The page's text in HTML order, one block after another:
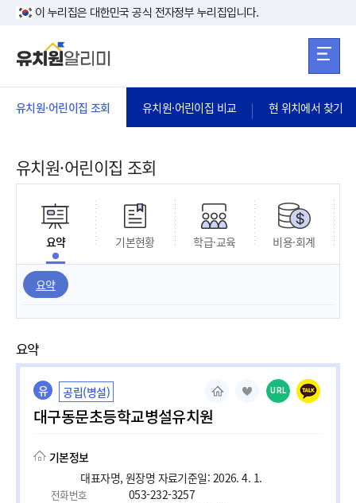
본문 바로가기
이 누리집은 대한민국 공식 전자정부 누리집입니다.
유치원·어린이집 조회 유치원·어린이집 비교 현 위치에서 찾기
유치원·어린이집 조회
요약 기본현황 학급·교육 비용·회계
요약
요약
유 공립(병설)
대구동문초등학교병설유치원
URL
기본정보
대표자명, 원장명 자료기준일: 2026. 4. 1.
전화번호
053-232-3257